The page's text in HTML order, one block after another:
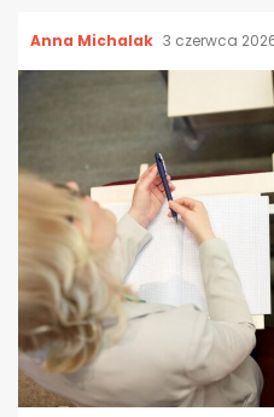
Anna Michalak 3 czerwca